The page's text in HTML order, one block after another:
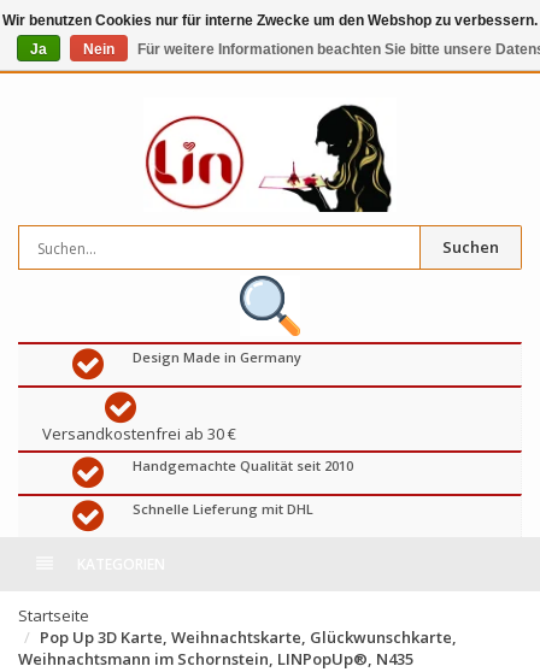
0artikel €
Suchen
Design Made in Germany
Versandkostenfrei ab 30 €
Handgemachte Qualität seit 2010
Schnelle Lieferung mit DHL
Startseite
Pop Up 3D Karte, Weihnachtskarte, Glückwunschkarte,
Weihnachtsmann im Schornstein, LINPopUp®, N435
Wir benutzen Cookies nur für interne Zwecke um den Webshop zu
Ja
Nein Für weitere Informationen beachten Sie bitte unsere